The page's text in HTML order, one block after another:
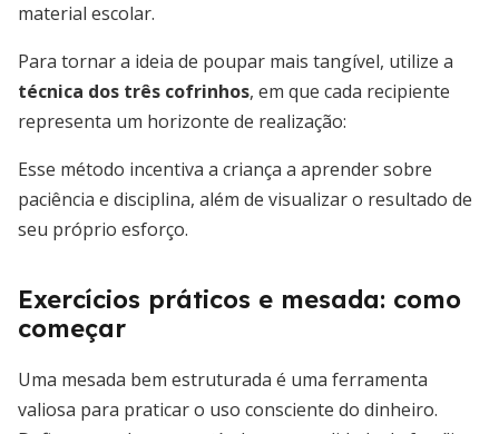
material escolar.
Para tornar a ideia de poupar mais tangível, utilize a
técnica dos três cofrinhos, em que cada recipiente
representa um horizonte de realização:
Esse método incentiva a criança a aprender sobre
paciência e disciplina, além de visualizar o resultado de
seu próprio esforço.
Exercícios práticos e mesada: como
começar
Uma mesada bem estruturada é uma ferramenta
valiosa para praticar o uso consciente do dinheiro.